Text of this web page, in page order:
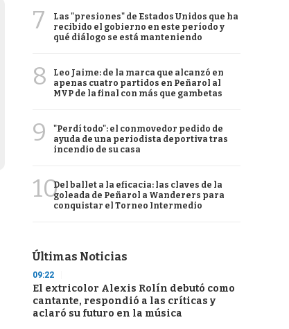
7
Las "presiones" de Estados Unidos que ha
recibido el gobierno en este período y
qué diálogo se está manteniendo
8
Leo Jaime: de la marca que alcanzó en
apenas cuatro partidos en Peñarol al
MVP de la final con más que gambetas
9
"Perdí todo": el conmovedor pedido de
ayuda de una periodista deportiva tras
incendio de su casa
10Del ballet a la eficacia: las claves de la
goleada de Peñarol a Wanderers para
conquistar el Torneo Intermedio
Últimas Noticias
09:22
El extricolor Alexis Rolín debutó como
cantante, respondió a las críticas y
aclaró su futuro en la música